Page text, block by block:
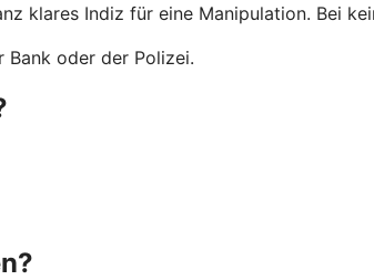
klares Indiz für eine Manipulation. Bei
oder der Polizei.